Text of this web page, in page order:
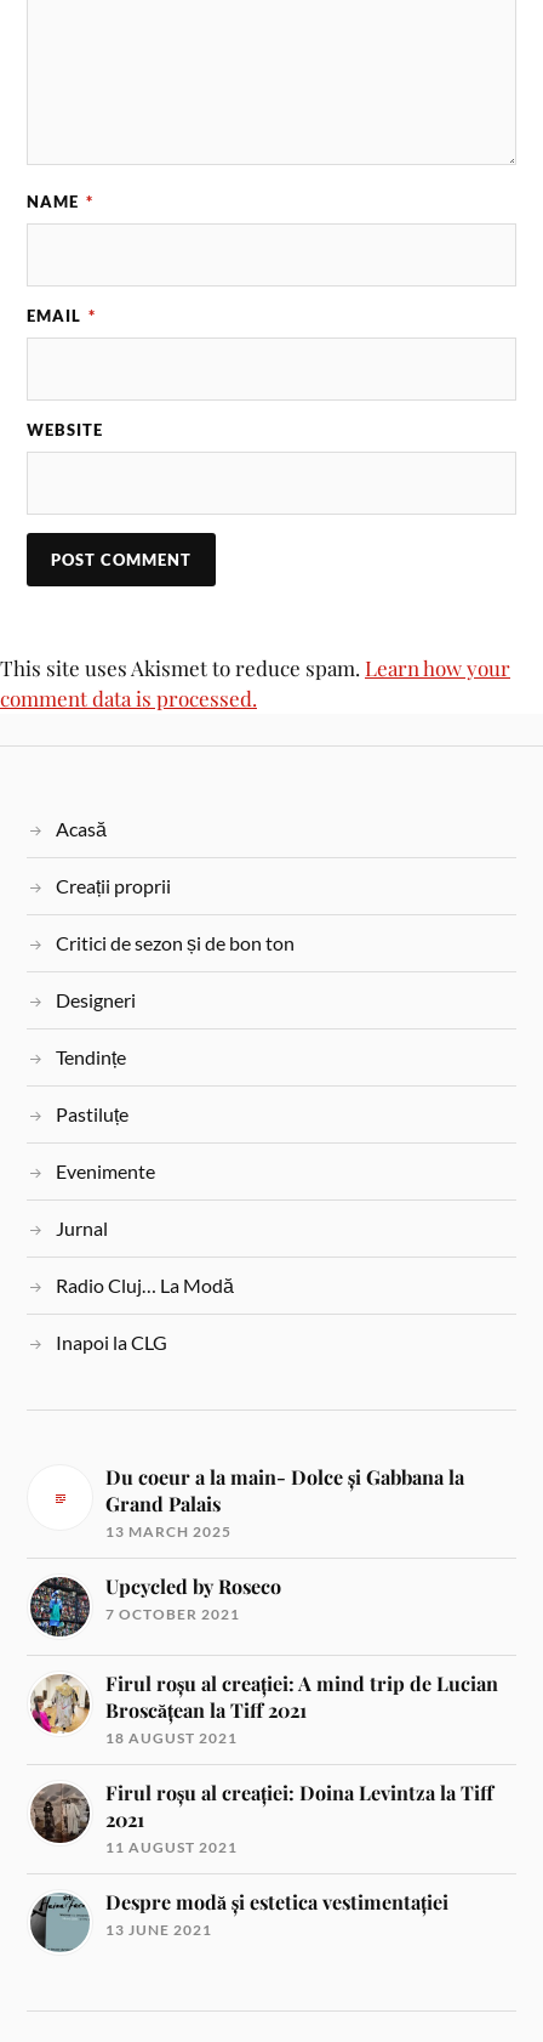
NAME *
EMAIL *
WEBSITE
This site uses Akismet to reduce spam.Learn how your
comment data is processed.
Acasă
Creații proprii
Critici de sezon și de bon ton
Designeri
Tendințe
Pastiluțe
Evenimente
Jurnal
Radio Cluj… La Modă
Inapoi la CLG
Du coeur a la main- Dolce și Gabbana la
Grand Palais
13 MARCH 2025
Upcycled by Roseco
7 OCTOBER 2021
Firul roșu al creației: A mind trip de Lucian
Broscățean la Tiff 2021
18 AUGUST 2021
Firul roșu al creației: Doina Levintza la Tiff
2021
11 AUGUST 2021
Despre modă și estetica vestimentației
13 JUNE 2021